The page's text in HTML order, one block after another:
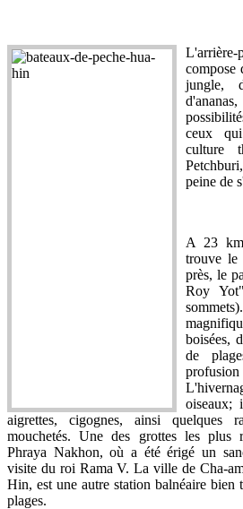
compose
jungle,
ceux
culture
peine de
A 23
trouve
près, le
Roy
boisées,
de
oiseaux;
aigrettes, cigognes, ainsi quelques
mouchetés. Une des grottes les plus
Phraya Nakhon, où a été érigé un
visite du roi Rama V. La ville de Cha-
Hin, est une autre station balnéaire bien
plages.